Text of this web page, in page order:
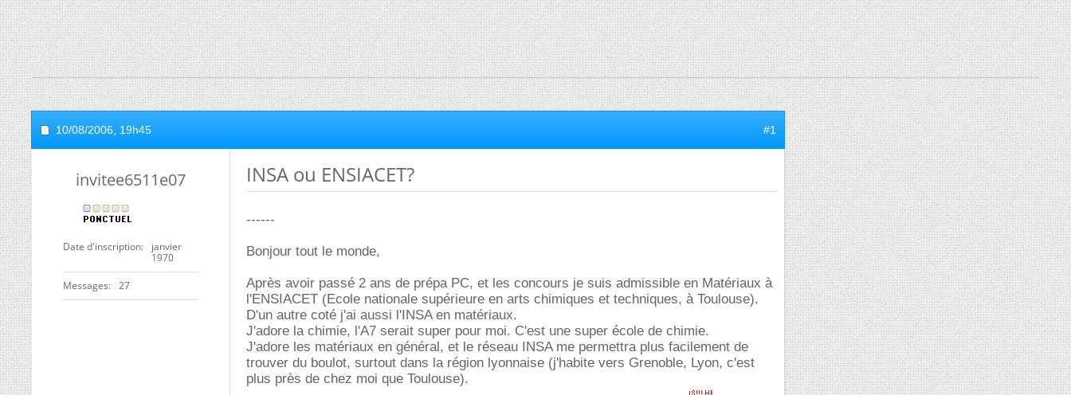
10/08/2006, 19h45 #1
invitee6511e07
Date d'inscription
janvier
1970
Messages 27
INSA ou ENSIACET?
------
Bonjour tout le monde,
Après avoir passé 2 ans de prépa PC, et les concours je suis admissible en Matériaux à
l'ENSIACET (Ecole nationale supérieure en arts chimiques et techniques, à Toulouse).
D'un autre coté j'ai aussi l'INSA en matériaux.
J'adore la chimie, l'A7 serait super pour moi. C'est une super école de chimie.
J'adore les matériaux en général, et le réseau INSA me permettra plus facilement de
trouver du boulot, surtout dans la région lyonnaise (j'habite vers Grenoble, Lyon, c'est
plus près de chez moi que Toulouse).